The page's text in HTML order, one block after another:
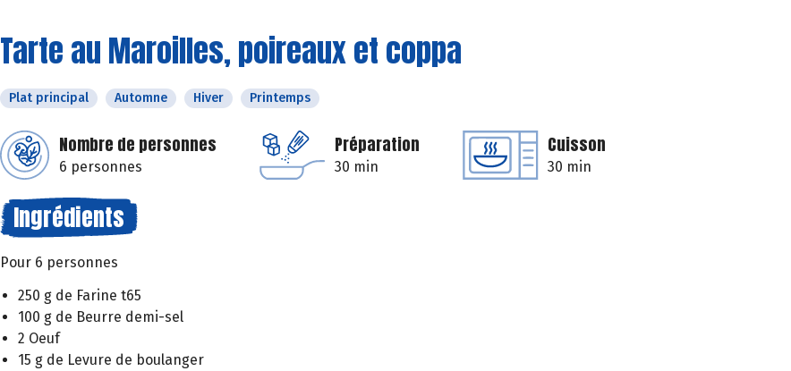
Tarte au Maroilles, poireaux et coppa
Plat principal Automne Hiver Printemps
Nombre de personnes
6 personnes
Préparation
30 min
Cuisson
30 min
Ingrédients
Pour 6 personnes
250 g de Farine t65
100 g de Beurre demi-sel
2 Oeuf
15 g de Levure de boulanger